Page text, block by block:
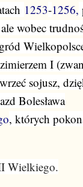
1253-1256,
wobec
I
sojusz,
Bolesława
, których
Wielkiego.